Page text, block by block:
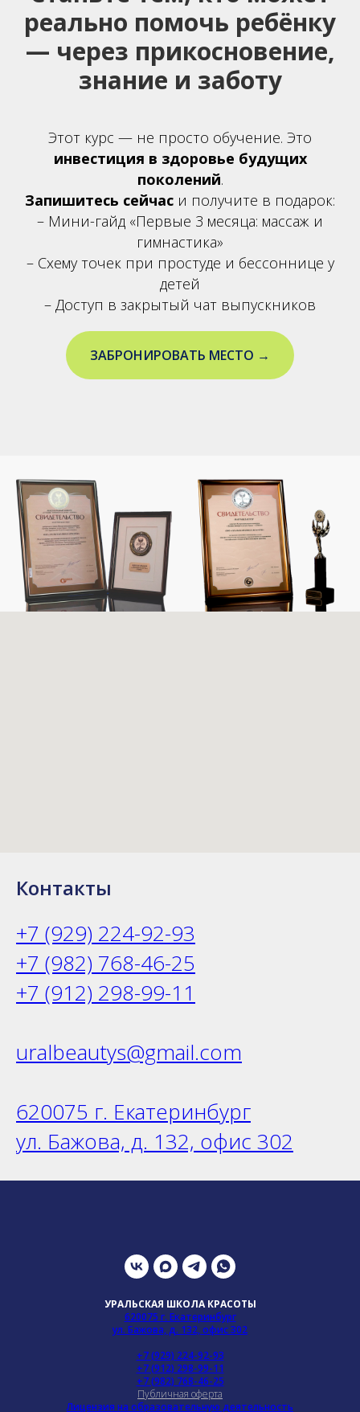
реально помочь ребёнку
— через прикосновение,
знание и заботу
Этот курс — не просто обучение. Это
инвестиция в здоровье будущих
поколений.
Запишитесь сейчас и получите в подарок:
– Мини-гайд «Первые 3 месяца: массаж и
гимнастика»
– Схему точек при простуде и бессоннице у
детей
– Доступ в закрытый чат выпускников
ЗАБРОНИРОВАТЬ МЕСТО →
Контакты
+7 (929) 224-92-93
+7 (982) 768-46-25
+7 (912) 298-99-11
uralbeautys@gmail.com
620075 г. Екатеринбург
ул. Бажова, д. 132, офис 302
УРАЛЬСКАЯ ШКОЛА КРАСОТЫ
620075 г. Екатеринбург
ул. Бажова, д. 132, офис 302
+7 (929) 224-92-93
+7 (912) 298-99-11
+7 (982) 768-46-25
Публичная оферта
Лицензия на образовательную деятельность